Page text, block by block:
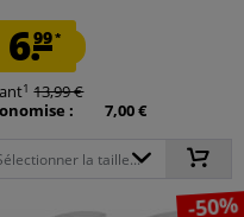
6.99*
1 13,99 €
:
7,00 €
la taille...
-50%